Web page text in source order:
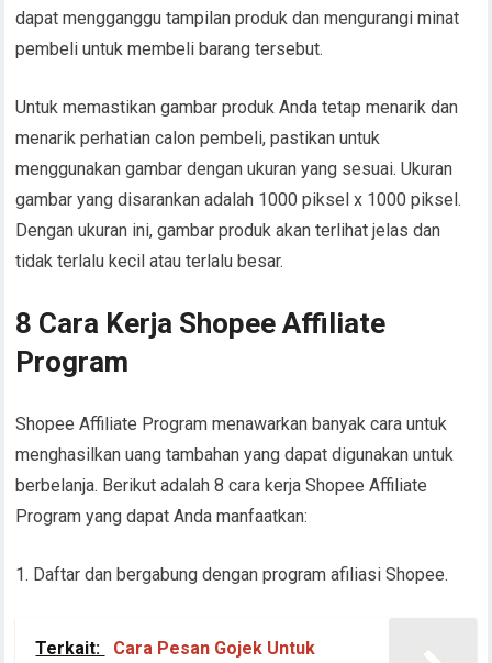
dapat mengganggu tampilan produk dan mengurangi minat
pembeli untuk membeli barang tersebut.
Untuk memastikan gambar produk Anda tetap menarik dan
menarik perhatian calon pembeli, pastikan untuk
menggunakan gambar dengan ukuran yang sesuai. Ukuran
gambar yang disarankan adalah 1000 piksel x 1000 piksel.
Dengan ukuran ini, gambar produk akan terlihat jelas dan
tidak terlalu kecil atau terlalu besar.
8 Cara Kerja Shopee Affiliate
Program
Shopee Affiliate Program menawarkan banyak cara untuk
menghasilkan uang tambahan yang dapat digunakan untuk
berbelanja. Berikut adalah 8 cara kerja Shopee Affiliate
Program yang dapat Anda manfaatkan:
1. Daftar dan bergabung dengan program afiliasi Shopee.
Terkait:
Cara Pesan Gojek Untuk